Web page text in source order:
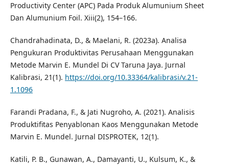
Productivity Center (APC) Pada Produk Alumunium Sheet
Dan Alumunium Foil. Xiii(2), 154–166.
Chandrahadinata, D., & Maelani, R. (2023a). Analisa
Pengukuran Produktivitas Perusahaan Menggunakan
Metode Marvin E. Mundel Di CV Taruna Jaya. Jurnal
Kalibrasi, 21(1). https://doi.org/10.33364/kalibrasi/v.21-
1.1096
Farandi Pradana, F., & Jati Nugroho, A. (2021). Analisis
Produktifitas Penyablonan Kaos Menggunakan Metode
Marvin E. Mundel. Jurnal DISPROTEK, 12(1).
Katili, P. B., Gunawan, A., Damayanti, U., Kulsum, K., &